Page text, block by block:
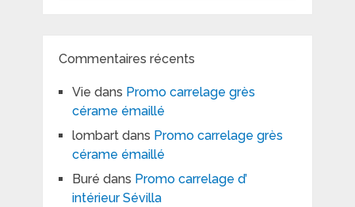
Commentaires récents
Vie dans Promo carrelage grès
cérame émaillé
lombartdans Promo carrelage grès
cérame émaillé
Buré dans Promo carrelage d’
intérieur Sévilla